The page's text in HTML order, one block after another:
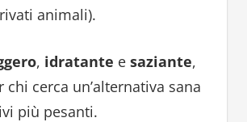
animali).
, idratante e saziante,
cerca un’alternativa sana
più pesanti.